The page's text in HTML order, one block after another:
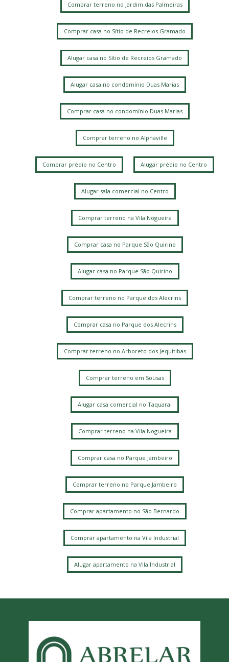
Comprar terreno no Jardim das Palmeiras
Comprar casa no Sítio de Recreios Gramado
Alugar casa no Sítio de Recreios Gramado
Alugar casa no condomínio Duas Marias
Comprar casa no condomínio Duas Marias
Comprar terreno no Alphaville
Comprar prédio no Centro Alugar prédio no Centro
Alugar sala comercial no Centro
Comprar terreno na Vila Nogueira
Comprar casa no Parque São Quirino
Alugar casa no Parque São Quirino
Comprar terreno no Parque dos Alecrins
Comprar casa no Parque dos Alecrins
Comprar terreno no Arboreto dos Jequitibas
Comprar terreno em Sousas
Alugar casa comercial no Taquaral
Comprar terreno na Vila Nogueira
Comprar casa no Parque Jambeiro
Comprar terreno no Parque Jambeiro
Comprar apartamento no São Bernardo
Comprar apartamento na Vila Industrial
Alugar apartamento na Vila Industrial